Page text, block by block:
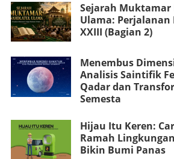
Sejarah
Ulama:
XXIII (Bagian 2)
Menembus
Analisis Saintifik
Qadar dan
Semesta
Hijau Itu Keren:
Ramah
Bikin Bumi Panas